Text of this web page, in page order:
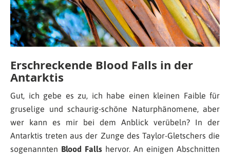
Erschreckende Blood Falls in der
Antarktis
Gut, ich gebe es zu, ich habe einen kleinen Faible für
gruselige und schaurig-schöne Naturphänomene, aber
wer kann es mir bei dem Anblick verübeln? In der
Antarktis treten aus der Zunge des Taylor-Gletschers die
sogenannten Blood Falls hervor. An einigen Abschnitten